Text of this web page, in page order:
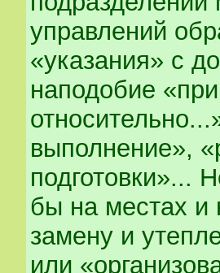
управлений
«указания» с
наподобие
выполнение»,
подготовки»...
бы на местах и
замену и
или